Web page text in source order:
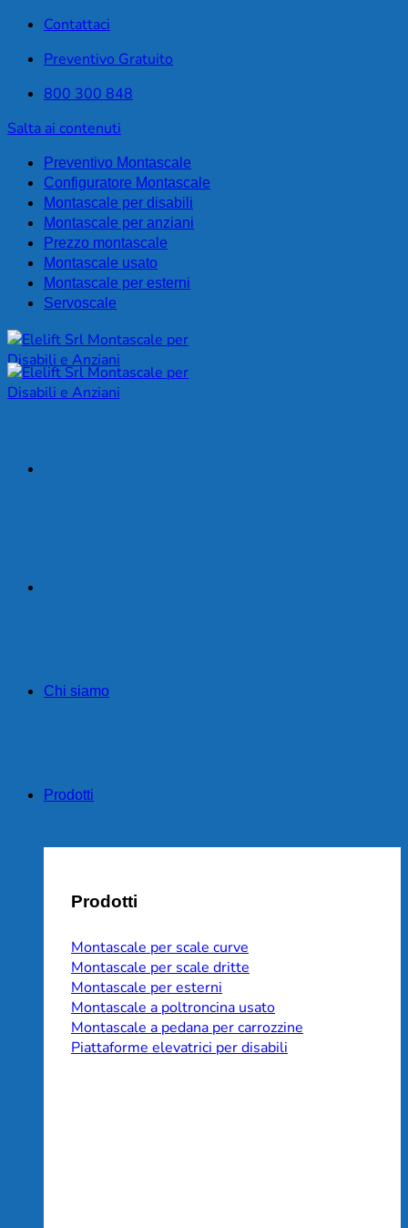
Contattaci
Preventivo Gratuito
800 300 848
Salta ai contenuti
Preventivo Montascale
Configuratore Montascale
Montascale per disabili
Montascale per anziani
Prezzo montascale
Montascale usato
Montascale per esterni
Servoscale
Chi siamo
Prodotti
Prodotti
Montascale per scale curve
Montascale per scale dritte
Montascale per esterni
Montascale a poltroncina usato
Montascale a pedana per carrozzine
Piattaforme elevatrici per disabili